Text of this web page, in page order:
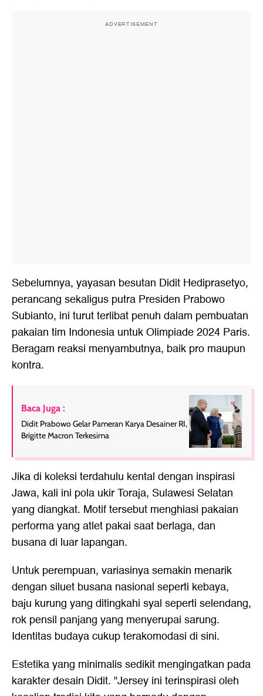
ADVERTISEMENT
Sebelumnya, yayasan besutan Didit Hediprasetyo,
perancang sekaligus putra Presiden Prabowo
Subianto, ini turut terlibat penuh dalam pembuatan
pakaian tim Indonesia untuk Olimpiade 2024 Paris.
Beragam reaksi menyambutnya, baik pro maupun
kontra.
Baca Juga :
Didit Prabowo Gelar Pameran Karya Desainer RI,
Brigitte Macron Terkesima
Jika di koleksi terdahulu kental dengan inspirasi
Jawa, kali ini pola ukir Toraja, Sulawesi Selatan
yang diangkat. Motif tersebut menghiasi pakaian
performa yang atlet pakai saat berlaga, dan
busana di luar lapangan.
Untuk perempuan, variasinya semakin menarik
dengan siluet busana nasional seperti kebaya,
baju kurung yang ditingkahi syal seperti selendang,
rok pensil panjang yang menyerupai sarung.
Identitas budaya cukup terakomodasi di sini.
Estetika yang minimalis sedikit mengingatkan pada
karakter desain Didit. "Jersey ini terinspirasi oleh